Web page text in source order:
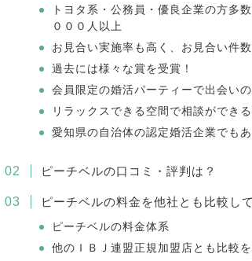
トヨタ系・公務員・優良企業の方多
０００人以上
お見合い実施率も高く、お見合い件数
過去には様々な賞を受賞！
会員限定の婚活パーティーで出会い
リラックスできる空間で相談ができる
愛知県の自治体の認定婚活企業でもあ
ピーチベルの口コミ・評判は？
ピーチベルの料金を他社とも比較し
ピーチベルの料金体系
他のＩＢＪ連盟正規加盟店とも比較を